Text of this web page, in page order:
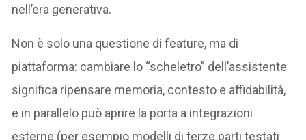
nell’era generativa.
Non è solo una questione di feature, ma di
piattaforma: cambiare lo “scheletro” dell’assistente
significa ripensare memoria, contesto e affidabilità,
e in parallelo può aprire la porta a integrazioni
esterne (per esempio modelli di terze parti testati